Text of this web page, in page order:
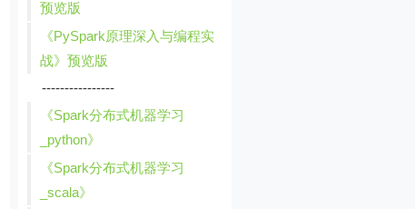
预览版
《PySpark原理深入与编程实
战》预览版
----------------
《Spark分布式机器学习
_python》
《Spark分布式机器学习
_scala》